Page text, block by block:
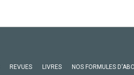
REVUES LIVRES NOS FORMULES